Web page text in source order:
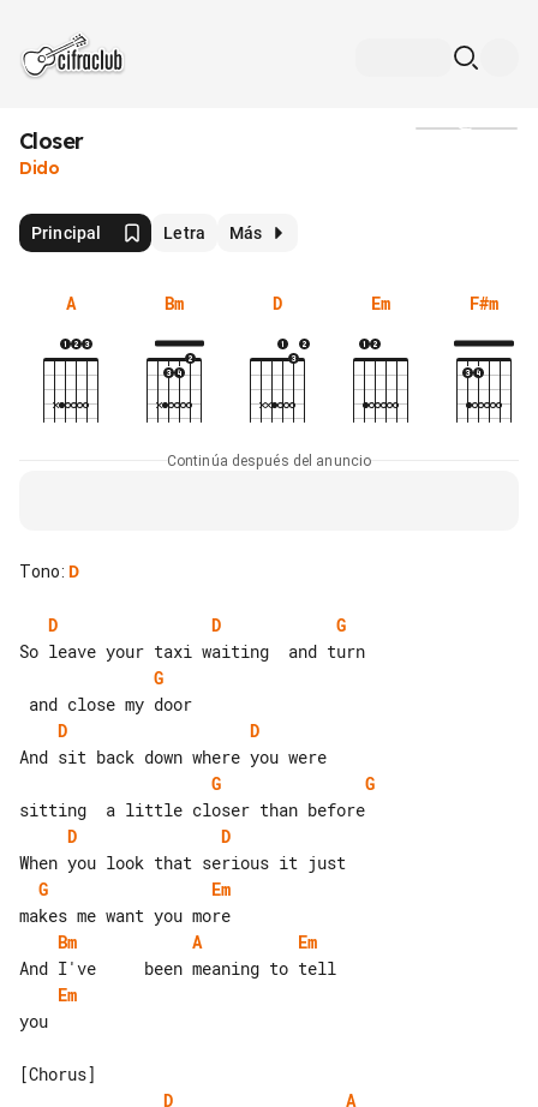
Closer
Dido
Principal Letra Más
A Bm D Em F#m
Continúa después del anuncio
Tono: D
D D
G
G
D
D
G
G
D
D
G
Em
Bm
A
Em
Em
you
D
A